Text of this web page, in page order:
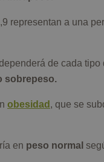
representan a una
de cada tipo
sobrepeso.
obesidad , que se
en peso normal